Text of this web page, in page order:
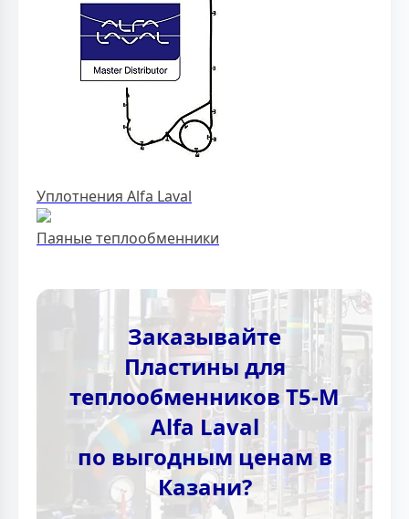
Уплотнения Alfa Laval
Паяные теплообменники
Заказывайте
Пластины для
теплообменников T5-M
Alfa Laval
по выгодным ценам в
Казани?